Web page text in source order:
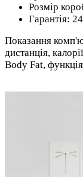
Розмір
Гарантія:
Показання
дистанція,
Body Fat,